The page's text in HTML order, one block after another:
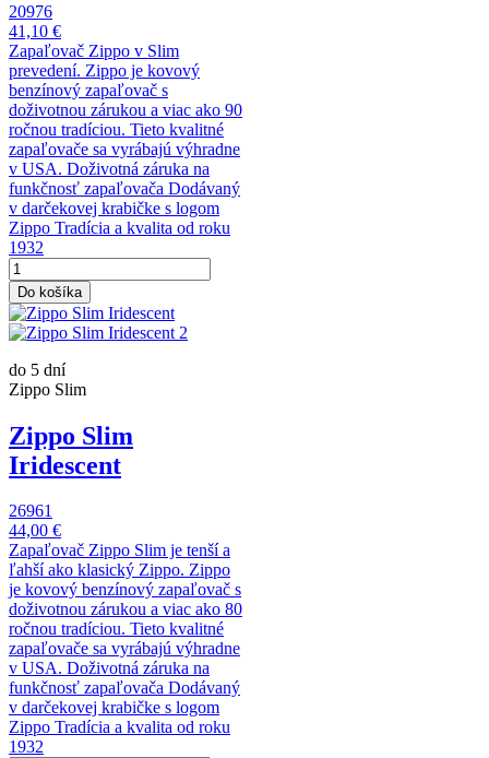
20976
41,10 €
Zapaľovač Zippo v Slim
prevedení. Zippo je kovový
benzínový zapaľovač s
doživotnou zárukou a viac ako 90
ročnou tradíciou. Tieto kvalitné
zapaľovače sa vyrábajú výhradne
v USA. Doživotná záruka na
funkčnosť zapaľovača Dodávaný
v darčekovej krabičke s logom
Zippo Tradícia a kvalita od roku
1932
Do košíka
do 5 dní
Zippo Slim
Zippo Slim
Iridescent
26961
44,00 €
Zapaľovač Zippo Slim je tenší a
ľahší ako klasický Zippo. Zippo
je kovový benzínový zapaľovač s
doživotnou zárukou a viac ako 80
ročnou tradíciou. Tieto kvalitné
zapaľovače sa vyrábajú výhradne
v USA. Doživotná záruka na
funkčnosť zapaľovača Dodávaný
v darčekovej krabičke s logom
Zippo Tradícia a kvalita od roku
1932